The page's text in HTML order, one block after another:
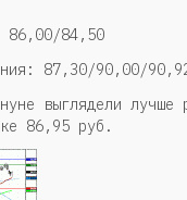
86,00/84,50
87,30/90,00/
выглядели лучше
86,95 руб.